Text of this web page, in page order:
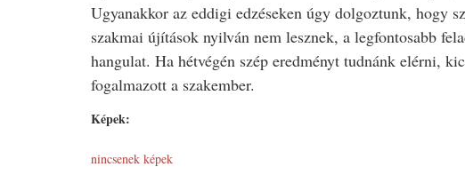
Ugyanakkor az eddigi edzéseken úgy dolgoztunk, hogy
szakmai újítások nyilván nem lesznek, a legfontosabb
hangulat. Ha hétvégén szép eredményt tudnánk elérni,
fogalmazott a szakember.
Képek:
nincsenek képek